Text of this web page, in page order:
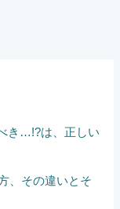
き…!?は、正しい
、その違いとそ